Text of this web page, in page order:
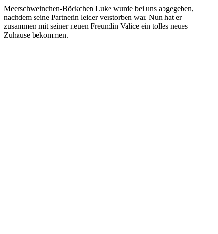
Meerschweinchen-Böckchen Luke wurde bei uns abgegeben,
nachdem seine Partnerin leider verstorben war. Nun hat er
zusammen mit seiner neuen Freundin Valice ein tolles neues
Zuhause bekommen.